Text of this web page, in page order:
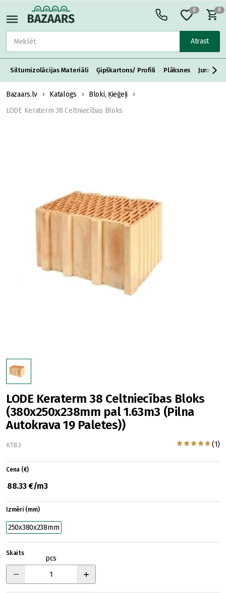
Atrast
0 0
Siltumizolācijas Materiāli Ģipškartons/ Profili Plāksnes Jumta
Bazaars.lv Katalogs
Bloki, Ķieģeļi
LODE Keraterm 38 Celtniecības Bloks
LODE Keraterm 38 Celtniecības Bloks
(380x250x238mm pal 1.63m3 (Pilna
Autokrava 19 Paletes))
(1)
KTB3
Cena (€)
88.33 €/m3
Izmēri (mm)
250x380x238mm
Skaits
pcs